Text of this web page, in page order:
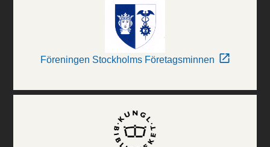
Föreningen Stockholms Företagsminnen